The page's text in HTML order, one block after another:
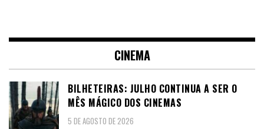
CINEMA
BILHETEIRAS: JULHO CONTINUA A SER O
MÊS MÁGICO DOS CINEMAS
5 DE AGOSTO DE 2026